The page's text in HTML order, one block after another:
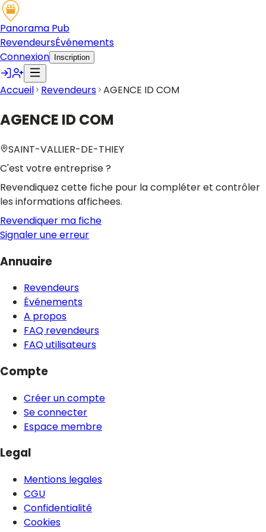
Panorama Pub
RevendeursÉvénements
Connexion
Inscription
Accueil Revendeurs AGENCE ID COM
AGENCE ID COM
SAINT-VALLIER-DE-THIEY
C'est votre entreprise ?
Revendiquez cette fiche pour la compléter et contrôler
les informations affichees.
Revendiquer ma fiche
Signaler une erreur
Annuaire
Revendeurs
Événements
A propos
FAQ revendeurs
FAQ utilisateurs
Compte
Créer un compte
Se connecter
Espace membre
Legal
Mentions legales
CGU
Confidentialité
Cookies